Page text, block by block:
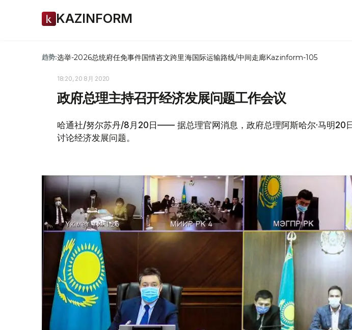
KAZINFORM
趋势:选举-2026总统府任免事件国情咨文跨里海国际运输路线/中间走廊Kazinform-105
18:20, 20 8月 2020
政府总理主持召开经济发展问题工作会议
哈通社/努尔苏丹/8月20日—— 据总理官网消息，政府总理阿斯哈尔·马明20
讨论经济发展问题。